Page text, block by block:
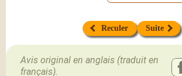
Reculer Suite
Avis original en anglais (traduit en
français).